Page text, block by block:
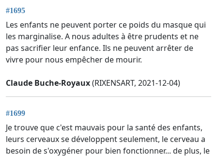
#1695
Les enfants ne peuvent porter ce poids du masque qui
les marginalise. A nous adultes à être prudents et ne
pas sacrifier leur enfance. Ils ne peuvent arrêter de
vivre pour nous empêcher de mourir.
Claude Buche-Royaux(RIXENSART, 2021-12-04)
#1699
Je trouve que c'est mauvais pour la santé des enfants,
leurs cerveaux se développent seulement, le cerveau a
besoin de s'oxygéner pour bien fonctionner... de plus, le